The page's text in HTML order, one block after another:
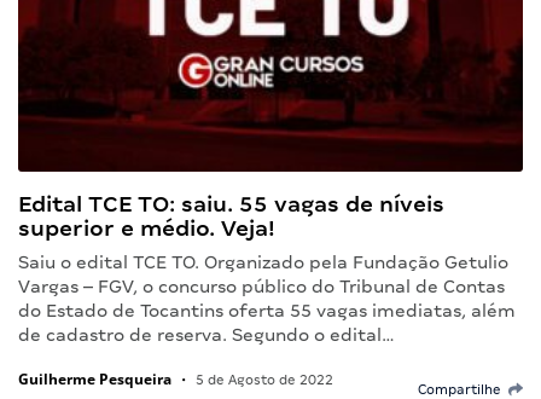
Edital TCE TO: saiu. 55 vagas de níveis
superior e médio. Veja!
Saiu o edital TCE TO. Organizado pela Fundação Getulio
Vargas – FGV, o concurso público do Tribunal de Contas
do Estado de Tocantins oferta 55 vagas imediatas, além
de cadastro de reserva. Segundo o edital…
Guilherme Pesqueira • 5 de Agosto de 2022
Compartilhe